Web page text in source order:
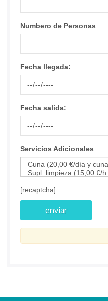
Numbero de Personas
Fecha llegada:
Fecha salida:
Servicios Adicionales
[recaptcha]